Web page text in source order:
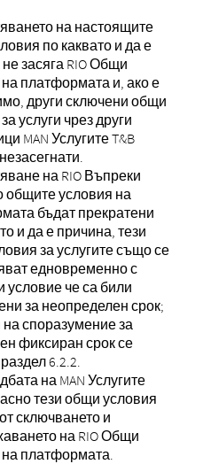
на настоящите
по каквато и да е
засяга RIO Общи
платформата и, ако е
други сключени общи
услуги чрез други
MAN Услугите T&B
на RIO Въпреки
общите условия на
бъдат прекратени
и да е причина, тези
за услугите също се
едновременно с
условие че са били
за неопределен срок;
на споразумение за
фиксиран срок се
6.2.2.
на MAN Услугите
тези общи условия
сключването и
на RIO Общи
платформата.